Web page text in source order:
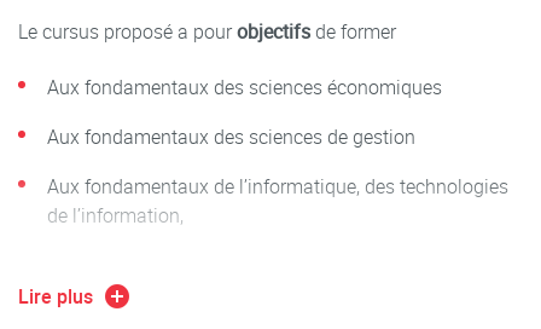
l’information, de la gestion de production, de l’amélioration
de la performance industrielle et de la gestion de projet.
visionnantcette vidéode présentation de la licence.
Cette licence s'appelait précédemment Licence Sciences du
Numérique - Gestion Industrielle.
La formation regroupe des cours communs dans les
Le cursus proposé a pourobjectifsde former
Aux fondamentaux des sciences économiques
Aux fondamentaux des sciences de gestion
Aux fondamentaux de l’informatique, des technologies
de l’information,
l’amélioration de la performance industrielle
Lire plus